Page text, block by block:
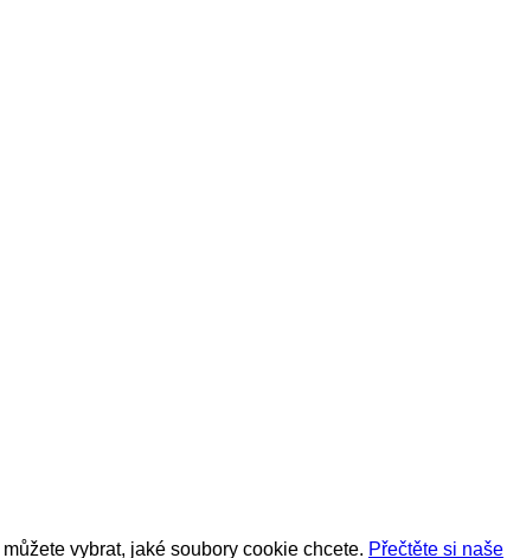
vybrat, jaké soubory cookie chcete. Přečtěte si naše